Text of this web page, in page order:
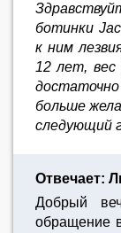
ботинки
к ним
12 лет, вес
достаточно
больше
следующий
Отвечает:
Добрый
обращение